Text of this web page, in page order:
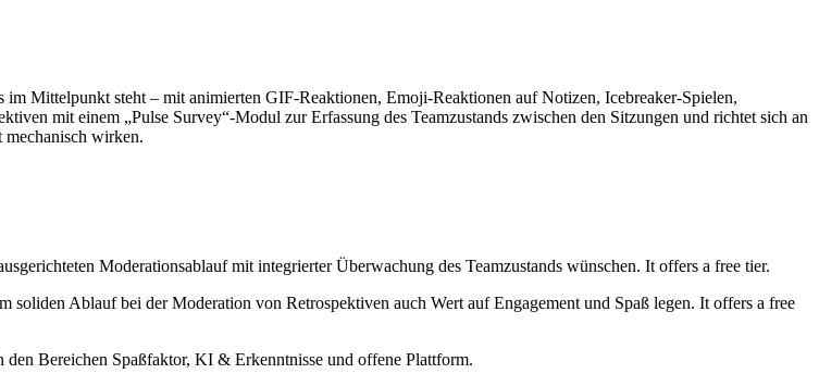
Mittelpunkt steht – mit animierten GIF-Reaktionen, Emoji-Reaktionen auf Notizen, Icebreaker-Spielen,
mit einem „Pulse Survey“-Modul zur Erfassung des Teamzustands zwischen den Sitzungen und richtet sich an
mechanisch wirken.
Moderationsablauf mit integrierter Überwachung des Teamzustands wünschen. It offers a free tier.
soliden Ablauf bei der Moderation von Retrospektiven auch Wert auf Engagement und Spaß legen. It offers a free
Bereichen Spaßfaktor, KI & Erkenntnisse und offene Plattform.